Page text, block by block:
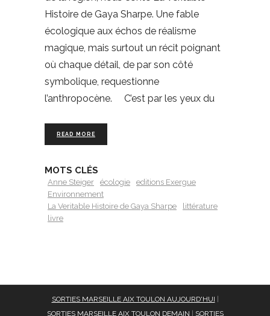
Histoire de Gaya Sharpe. Une fable
écologique aux échos de réalisme
magique, mais surtout un récit poignant
où chaque détail, de par son côté
symbolique, requestionne
l’anthropocène. C’est par les yeux du
READ MORE
MOTS CLÉS
Anne Steiger écologie
editions Exergue
Environnement
La Veritable Histoire de Gaya Sharpe
littérature
livre
SORTIES MARSEILLE AIX TOULON AUJOURD'HUI
SORTIES MARSEILLE AIX TOULON DEMAIN
SORTIES